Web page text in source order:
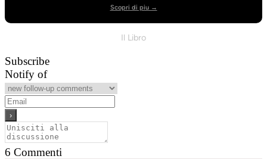
Scopri di piu →
Il Libro
Subscribe
Notify of
6 Commenti